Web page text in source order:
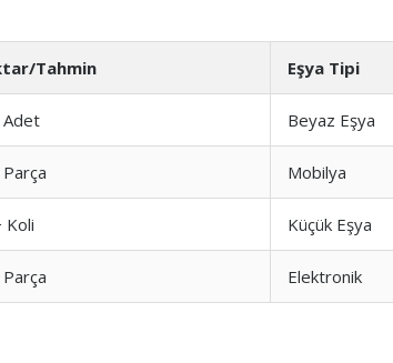
Tahmin Eşya Tipi
Beyaz Eşya
Mobilya
Koli Küçük Eşya
Elektronik